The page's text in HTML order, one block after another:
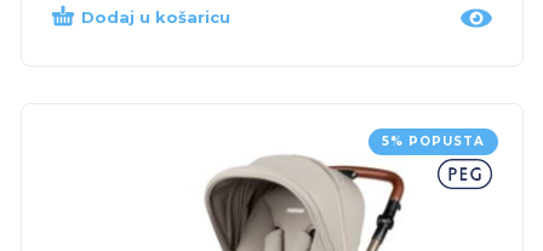
Dodaj u košaricu
5% POPUSTA